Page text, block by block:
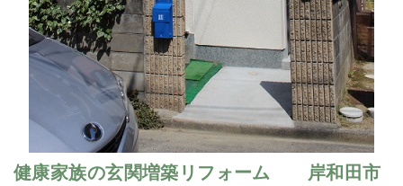
健康家族の玄関増築リフォーム 岸和田市